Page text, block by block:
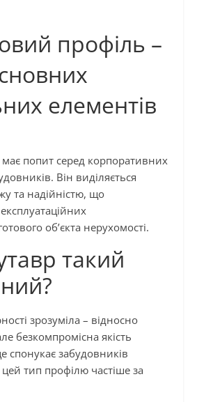
профіль –
елементів
має попит серед корпоративних
Він виділяється
та надійністю, що
об’єкта нерухомості.
такий
зрозуміла – відносно
безкомпромісна якість
спонукає забудовників
тип профілю частіше за